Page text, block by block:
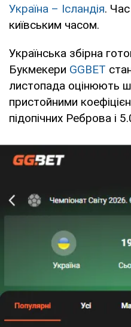
Україна – Ісландія.
київським часом.
Українська збірна
Букмекери GGBET
листопада оцінюють
пристойними
підопічних Реброва і